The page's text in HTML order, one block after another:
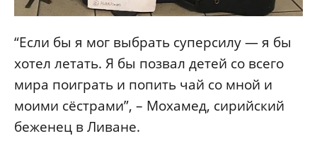
“Если бы я мог выбрать суперсилу — я бы
хотел летать. Я бы позвал детей со всего
мира поиграть и попить чай со мной и
моими сёстрами”, – Мохамед, сирийский
беженец в Ливане.